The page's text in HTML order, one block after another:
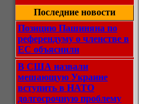
Последние новости
Позицию Пашиняна по
референдуму о членстве в
ЕС объяснили
В США назвали
мешающую Украине
вступить в НАТО
долгосрочную проблему